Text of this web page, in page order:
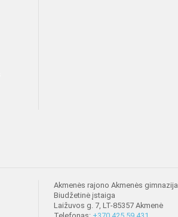
Akmenės rajono Akmenės gimnazija
Biudžetinė įstaiga
Laižuvos g. 7, LT-85357 Akmenė